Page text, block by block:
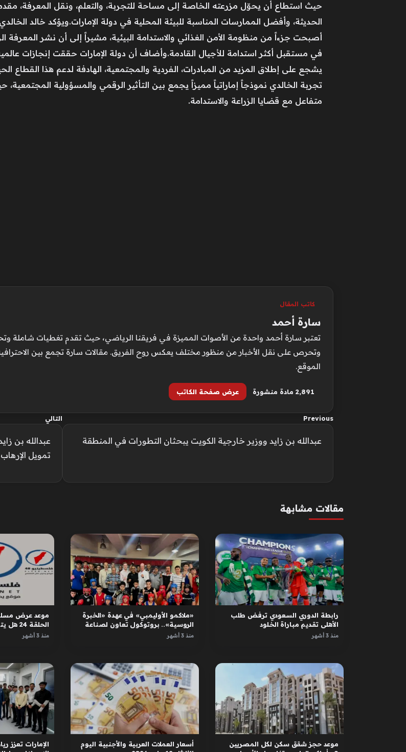
حيث استطاع أن يحوّل مزرعته الخاصة إلى مساحة للتجربة، والتعلم، ونقل المعرفة،
الحديثة، وأفضل الممارسات المناسبة للبيئة المحلية في دولة الإمارات.ويؤكد خالد
أصبحت جزءاً من منظومة الأمن الغذائي والاستدامة البيئية، مشيراً إلى أن نشر المعرفة
في مستقبل أكثر استدامة للأجيال القادمة.وأضاف أن دولة الإمارات حققت إنجازات عالمية
يشجع على إطلاق المزيد من المبادرات، الفردية والمجتمعية، الهادفة لدعم هذا القطاع
تجربة الخالدي نموذجاً إماراتياً مميزاً يجمع بين التأثير الرقمي والمسؤولية
متفاعل مع قضايا الزراعة والاستدامة.
كاتب المقال
سارة أحمد
تعتبر سارة أحمد واحدة من الأصوات المميزة في فريقنا الرياضي، حيث تقدم تغطيات شاملة
وتحرص على نقل الأخبار من منظور مختلف يعكس روح الفريق. مقالات سارة تجمع بين
الموقع.
2٬891 مادة منشورة عرض صفحة الكاتب
Previous
عبدالله بن زايد ووزير خارجية الكويت يبحثان التطورات في المنطقة
التالي
عبدالله بن
تمويل الإرهاب
مقالات مشابهة
رابطة الدوري السعودي ترفض طلب
الأهلي تقديم مباراة الخلود
منذ 3 أشهر
«ملاكمو الأوليمبي» في عهدة «الخبرة
الروسية».. بروتوكول تعاون لصناعة
الأبطال
منذ 3 أشهر
موعد عرض
الحلقة
واسبورجا
منذ 3 أشهر
موعد حجز شقق سكن لكل المصريين
أسعار العملات العربية والأجنبية اليوم
الإمارات تعزز